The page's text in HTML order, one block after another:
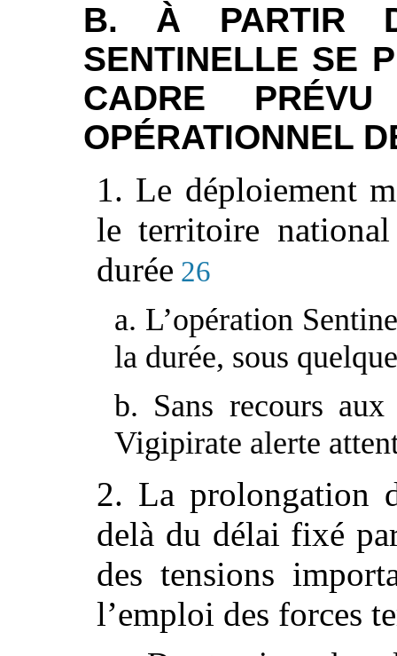
B. À PARTIR
SENTINELLE SE
CADRE
OPÉRATIONNEL
1. Le déploiement
le territoire
durée 26
a. L’opération
la durée, sous
b. Sans recours
Vigipirate alerte
2. La prolongation
delà du délai fixé
des tensions
l’emploi des forces